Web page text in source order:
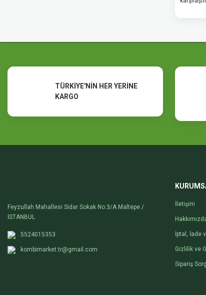
TÜRKİYE'NİN HER YERİNE
KARGO
Feyzullah Mahallesi Sidar Sokak No:3/A Maltepe /
İSTANBUL
5524015353
kombimarket.tr@gmail.com
İletişim
İptal, İade
Gizlilik ve
Sipariş